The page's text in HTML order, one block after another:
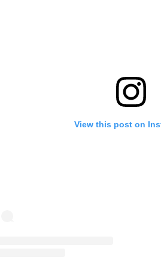
View this post on